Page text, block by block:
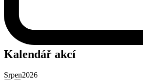
Kalendář akcí
Srpen2026